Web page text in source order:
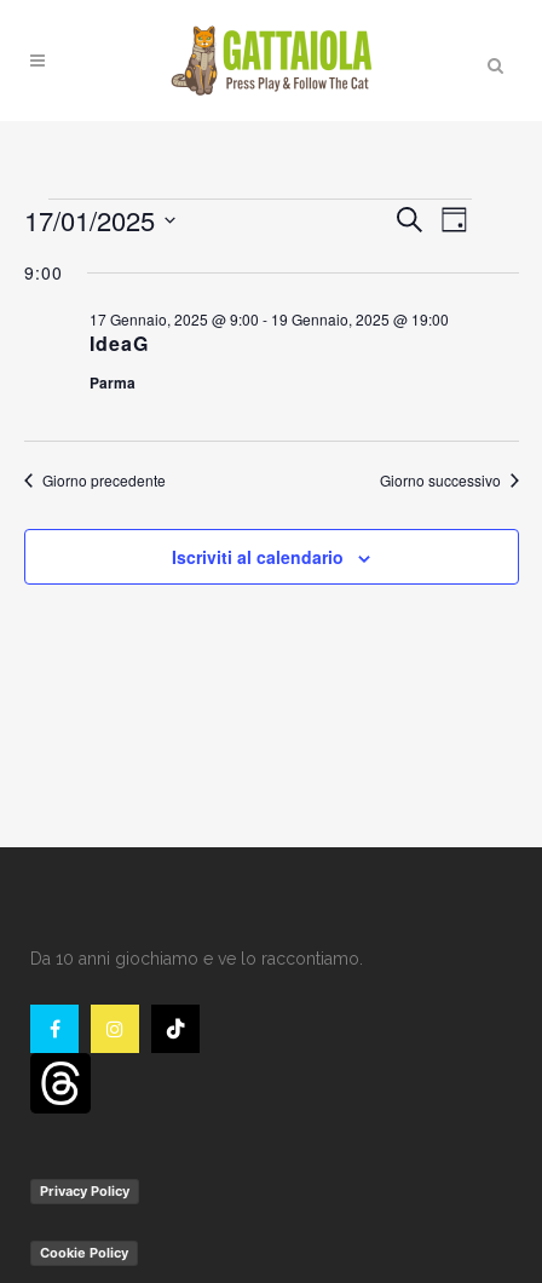
Eventi
for
Gennaio,
2025
EVENTI
Cerca
Giorno
17/01/2025
la
9:00
IdeaG
17 Gennaio, 2025 @ 9:00 - 19 Gennaio, 2025 @ 19:00
Parma
Giorno precedente Giorno successivo
Iscriviti al calendario
Da 10 anni giochiamo e ve lo raccontiamo.
Privacy Policy
Cookie Policy